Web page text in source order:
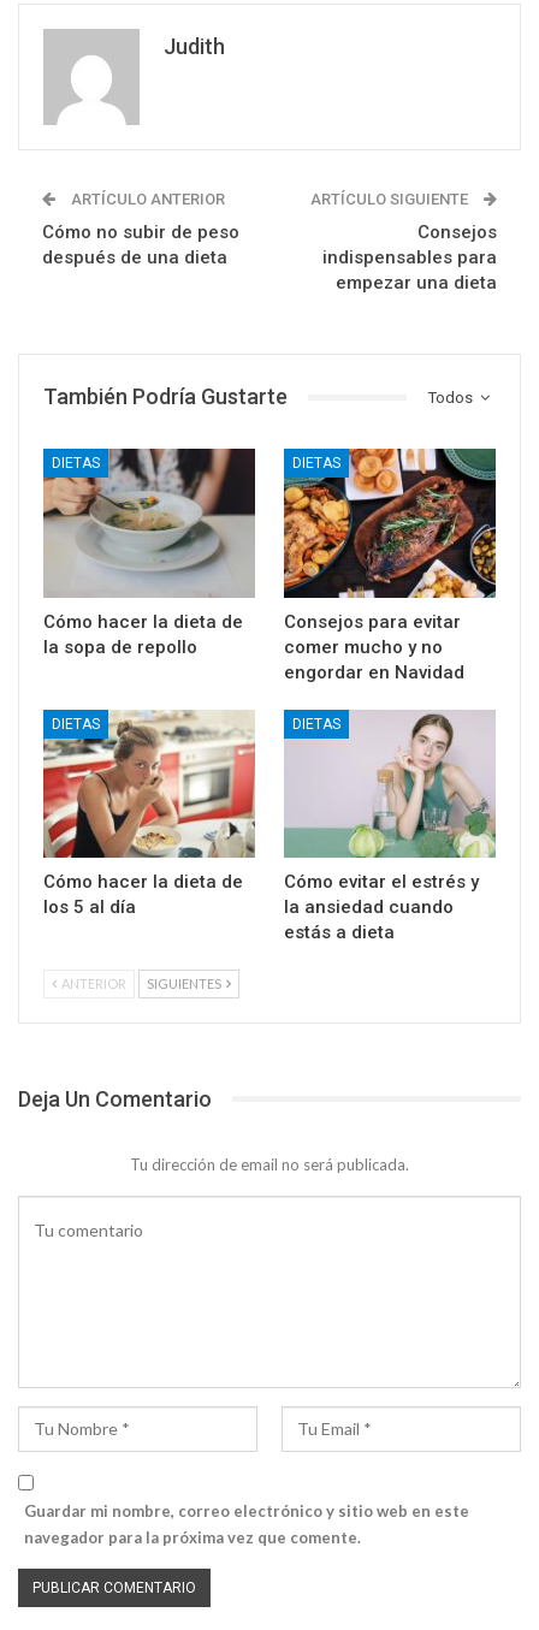
Judith
ARTÍCULO ANTERIOR
Cómo no subir de peso
después de una dieta
ARTÍCULO SIGUIENTE
Consejos
indispensables para
empezar una dieta
Todos
También Podría Gustarte
DIETAS
Cómo hacer la dieta de
la sopa de repollo
DIETAS
Consejos para evitar
comer mucho y no
engordar en Navidad
DIETAS
Cómo hacer la dieta de
los 5 al día
DIETAS
Cómo evitar el estrés y
la ansiedad cuando
estás a dieta
ANTERIOR SIGUIENTES
Deja Un Comentario
Tu dirección de email no será publicada.
Guardar mi nombre, correo electrónico y sitio web en este
navegador para la próxima vez que comente.